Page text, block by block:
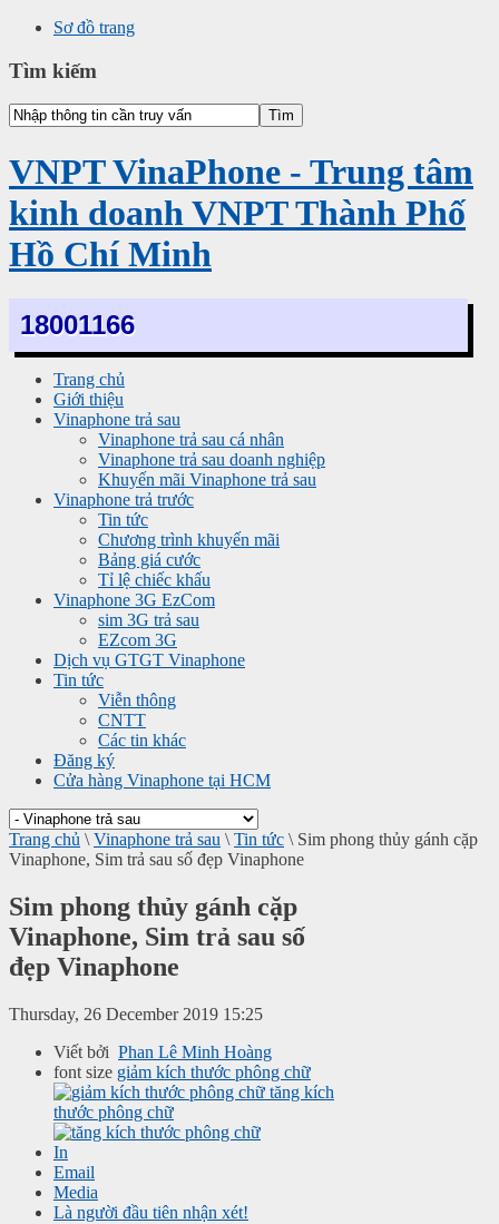
Sơ đồ trang
Tìm kiếm
VNPT VinaPhone - Trung tâm
kinh doanh VNPT Thành Phố
Hồ Chí Minh
18001166
Trang chủ
Giới thiệu
Vinaphone trả sau
Vinaphone trả sau cá nhân
Vinaphone trả sau doanh nghiệp
Khuyến mãi Vinaphone trả sau
Vinaphone trả trước
Tin tức
Chương trình khuyến mãi
Bảng giá cước
Tỉ lệ chiếc khấu
Vinaphone 3G EzCom
sim 3G trả sau
EZcom 3G
Dịch vụ GTGT Vinaphone
Tin tức
Viễn thông
CNTT
Các tin khác
Đăng ký
Cửa hàng Vinaphone tại HCM
Trang chủ \ Vinaphone trả sau \ Tin tức \ Sim phong thủy gánh cặp
Vinaphone, Sim trả sau số đẹp Vinaphone
Sim phong thủy gánh cặp
Vinaphone, Sim trả sau số
đẹp Vinaphone
Thursday, 26 December 2019 15:25
Viết bởi Phan Lê Minh Hoàng
font size giảm kích thước phông chữ
tăng kích
thước phông chữ
In
Email
Media
Là người đầu tiên nhận xét!